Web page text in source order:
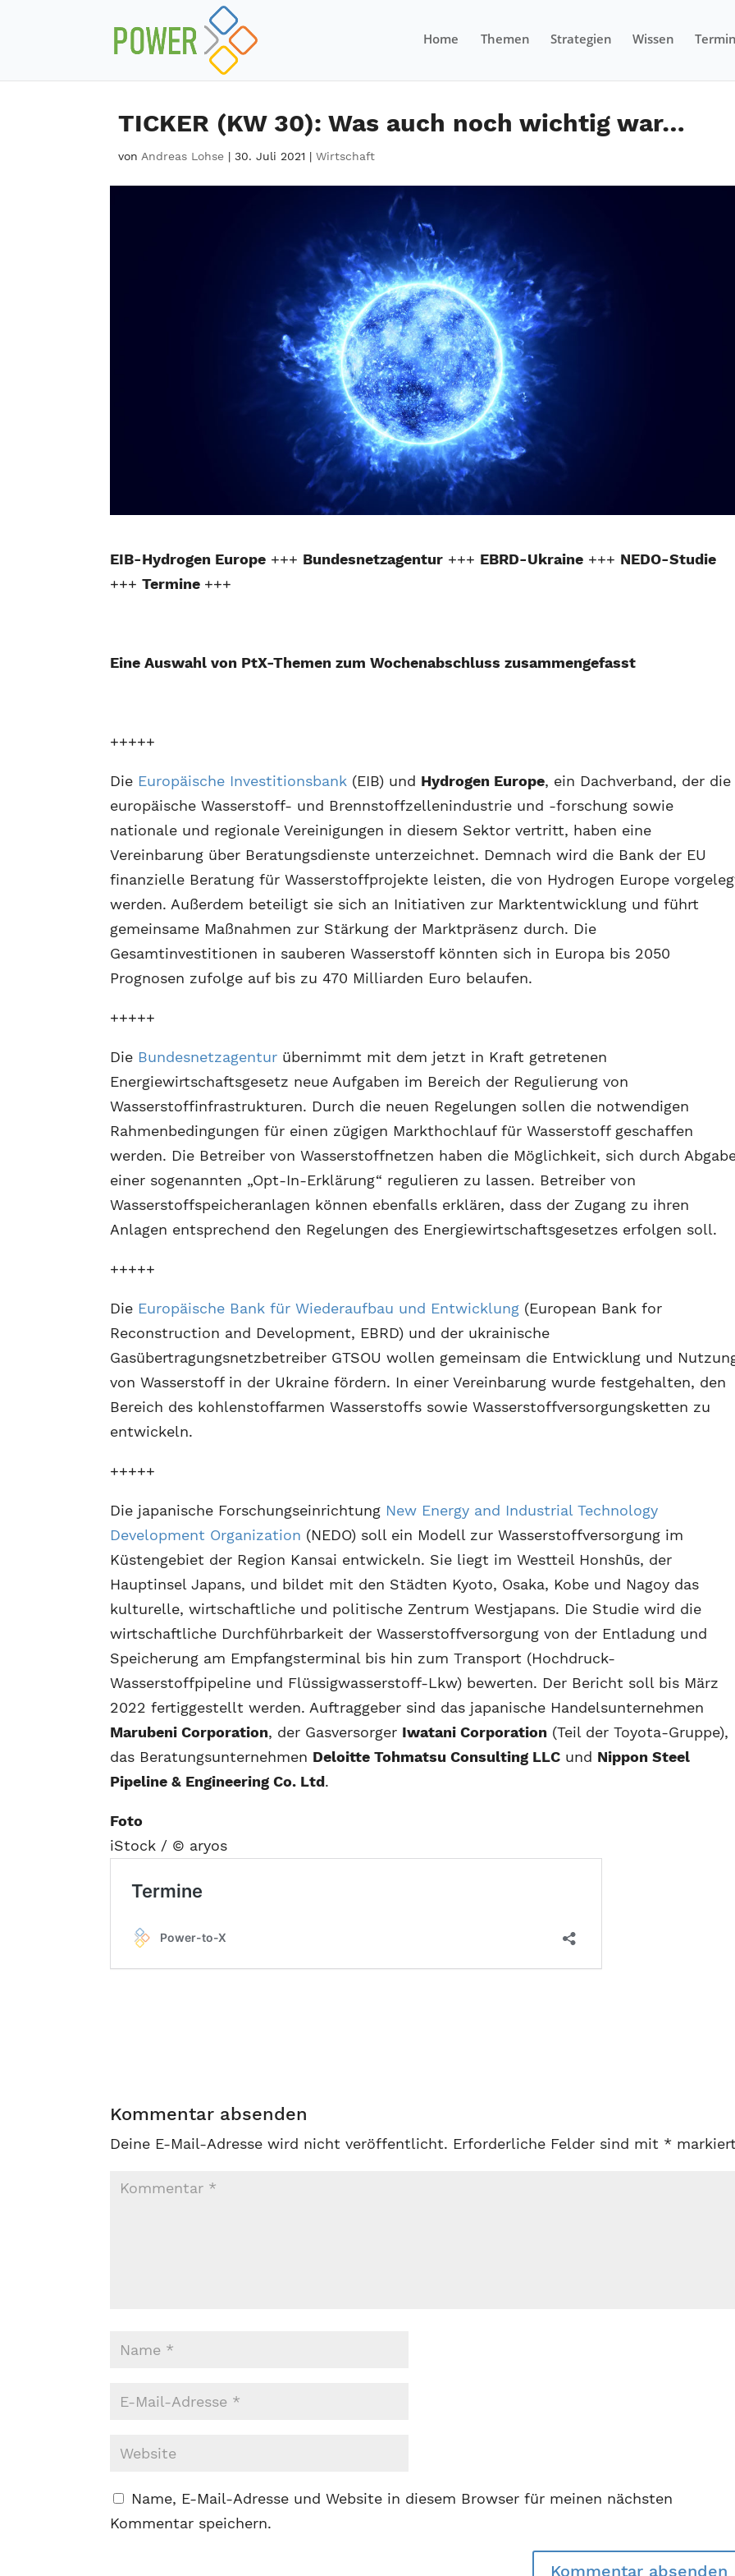
Home Themen Strategien Wissen
TICKER (KW 30): Was auch noch wichtig war…
von Andreas Lohse |30. Juli 2021 |Wirtschaft
EIB-Hydrogen Europe +++ Bundesnetzagentur +++ EBRD-Ukraine +++ NEDO-Studie
+++Termine +++
Eine Auswahl von PtX-Themen zum Wochenabschluss zusammengefasst
+++++
Die Europäische Investitionsbank (EIB) und Hydrogen Europe, ein Dachverband, der die
europäische Wasserstoff- und Brennstoffzellenindustrie und -forschung sowie
nationale und regionale Vereinigungen in diesem Sektor vertritt, haben eine
Vereinbarung über Beratungsdienste unterzeichnet. Demnach wird die Bank der EU
finanzielle Beratung für Wasserstoffprojekte leisten, die von Hydrogen Europe
werden. Außerdem beteiligt sie sich an Initiativen zur Marktentwicklung und führt
gemeinsame Maßnahmen zur Stärkung der Marktpräsenz durch. Die
Gesamtinvestitionen in sauberen Wasserstoff könnten sich in Europa bis 2050
Prognosen zufolge auf bis zu 470 Milliarden Euro belaufen.
+++++
Die Bundesnetzagentur übernimmt mit dem jetzt in Kraft getretenen
Energiewirtschaftsgesetz neue Aufgaben im Bereich der Regulierung von
Wasserstoffinfrastrukturen. Durch die neuen Regelungen sollen die notwendigen
Rahmenbedingungen für einen zügigen Markthochlauf für Wasserstoff geschaffen
werden. Die Betreiber von Wasserstoffnetzen haben die Möglichkeit, sich durch
einer sogenannten „Opt-In-Erklärung“ regulieren zu lassen. Betreiber von
Wasserstoffspeicheranlagen können ebenfalls erklären, dass der Zugang zu ihren
Anlagen entsprechend den Regelungen des Energiewirtschaftsgesetzes erfolgen soll.
+++++
Die Europäische Bank für Wiederaufbau und Entwicklung (European Bank for
Reconstruction and Development, EBRD) und der ukrainische
Gasübertragungsnetzbetreiber GTSOU wollen gemeinsam die Entwicklung und
von Wasserstoff in der Ukraine fördern. In einer Vereinbarung wurde festgehalten, den
Bereich des kohlenstoffarmen Wasserstoffs sowie Wasserstoffversorgungsketten zu
entwickeln.
+++++
Die japanische Forschungseinrichtung New Energy and Industrial Technology
Development Organization (NEDO) soll ein Modell zur Wasserstoffversorgung im
Küstengebiet der Region Kansai entwickeln. Sie liegt im Westteil Honshūs, der
Hauptinsel Japans, und bildet mit den Städten Kyoto, Osaka, Kobe und Nagoy das
kulturelle, wirtschaftliche und politische Zentrum Westjapans. Die Studie wird die
wirtschaftliche Durchführbarkeit der Wasserstoffversorgung von der Entladung und
Speicherung am Empfangsterminal bis hin zum Transport (Hochdruck-
Wasserstoffpipeline und Flüssigwasserstoff-Lkw) bewerten. Der Bericht soll bis März
2022 fertiggestellt werden. Auftraggeber sind das japanische Handelsunternehmen
Marubeni Corporation, der Gasversorger Iwatani Corporation (Teil der Toyota-Gruppe),
das Beratungsunternehmen Deloitte Tohmatsu Consulting LLC und Nippon Steel
Pipeline & Engineering Co. Ltd.
Foto
iStock / © aryos
Kommentar absenden
Deine E-Mail-Adresse wird nicht veröffentlicht. Erforderliche Felder sind mit *
Name, E-Mail-Adresse und Website in diesem Browser für meinen nächsten
Kommentar speichern.